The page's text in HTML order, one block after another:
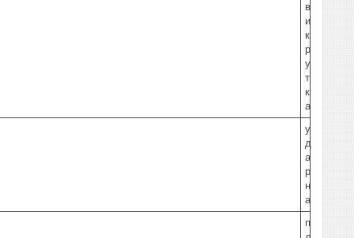
в
и
к
р
у
т
к
а
у
д
а
р
н
а
п